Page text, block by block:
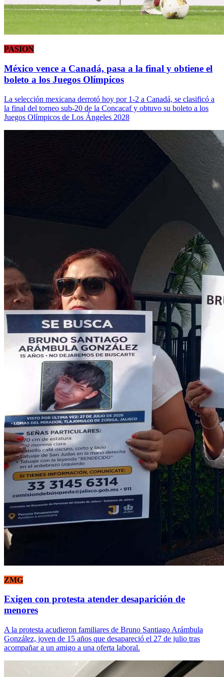
PASION
México vence a Canadá, pasa a la final y obtiene el
boleto a los Juegos Olímpicos
La selección mexicana derrotó hoy por 1-2 a Canadá, se clasificó a
la final del torneo sub-20 de la Concacaf y obtuvo su boleto a los
Juegos Olímpicos de Los Ángeles 2028
ZMG
Exigen con protesta atender desaparición de
menores
A la protesta acudieron familiares de Bruno Santiago Arámbula
González, joven de 15 años que desapareció el 27 de julio tras
acompañar a un amigo a una oferta laboral.